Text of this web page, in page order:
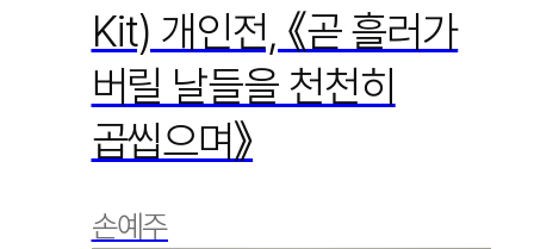
Kit) 개인전, 《곧 흘러가
버릴 날들을 천천히
곱씹으며》
손예주